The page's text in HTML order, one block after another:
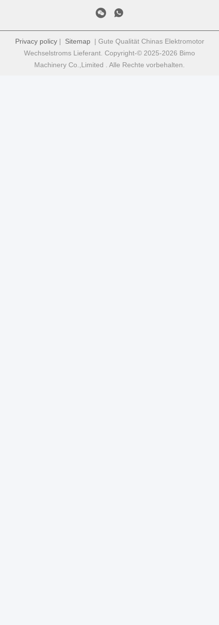
Privacy policy| Sitemap| Gute Qualität Chinas Elektromotor
Wechselstroms Lieferant. Copyright-© 2025-2026 Bimo
Machinery Co.,Limited . Alle Rechte vorbehalten.